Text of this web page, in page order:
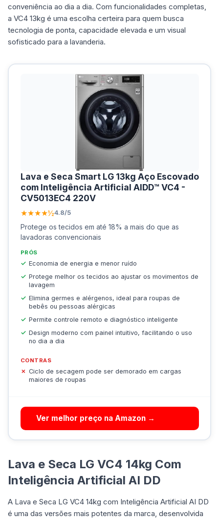
conveniência ao dia a dia. Com funcionalidades completas,
a VC4 13kg é uma escolha certeira para quem busca
tecnologia de ponta, capacidade elevada e um visual
sofisticado para a lavanderia.
Lava e Seca Smart LG 13kg Aço Escovado
com Inteligência Artificial AIDD™ VC4 -
CV5013EC4 220V
★★★★½4.8/5
Protege os tecidos em até 18% a mais do que as
lavadoras convencionais
PRÓS
Economia de energia e menor ruído
Protege melhor os tecidos ao ajustar os movimentos de
lavagem
Elimina germes e alérgenos, ideal para roupas de
bebês ou pessoas alérgicas
Permite controle remoto e diagnóstico inteligente
Design moderno com painel intuitivo, facilitando o uso
no dia a dia
CONTRAS
Ciclo de secagem pode ser demorado em cargas
maiores de roupas
Ver melhor preço na Amazon →
Lava e Seca LG VC4 14kg Com
Inteligência Artificial AI DD
A Lava e Seca LG VC4 14kg com Inteligência Artificial AI DD
é uma das versões mais potentes da marca, desenvolvida